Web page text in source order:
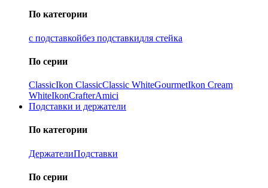
По категории
с подставкойбез подставкидля стейка
По серии
ClassicIkon ClassiсClassic WhiteGourmetIkon Cream
WhiteIkonCrafterAmici
Подставки и держатели
По категории
ДержателиПодставки
По серии